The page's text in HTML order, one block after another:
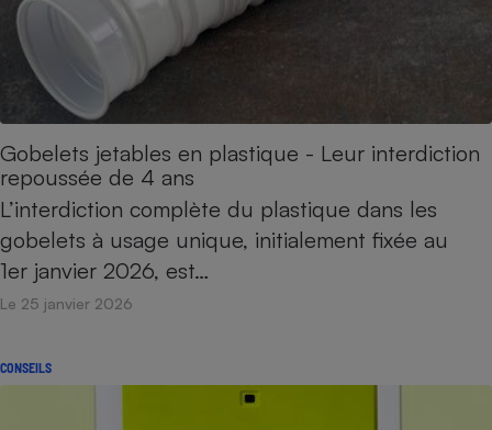
Gobelets jetables en plastique - Leur interdiction
repoussée de 4 ans
L’interdiction complète du plastique dans les
gobelets à usage unique, initialement fixée au
1er janvier 2026, est…
Le 25 janvier 2026
CONSEILS